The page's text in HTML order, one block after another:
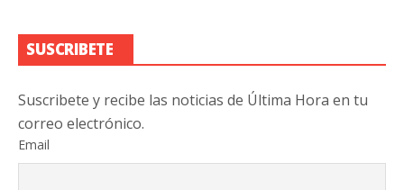
SUSCRIBETE
Suscribete y recibe las noticias de Última Hora en tu
correo electrónico.
Email